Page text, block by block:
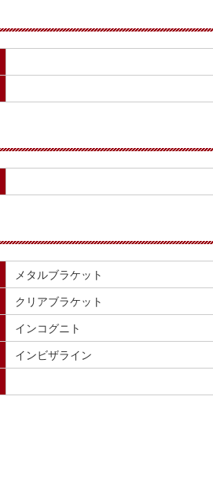
メタルブラケット
クリアブラケット
インコグニト
インビザライン